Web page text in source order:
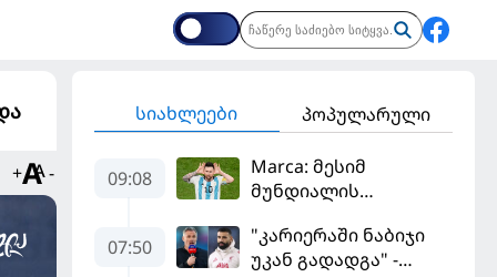
+ -
სიახლეები პოპულარული
09:08
Marca: მესიმ
მუნდიალის
ყველაზე მეტი მუქარა
მიიღო
07:50
"კარიერაში ნაბიჯი
უკან გადადგა" -